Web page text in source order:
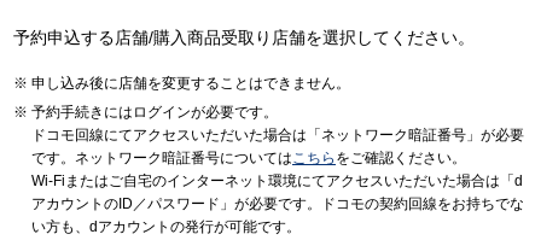
予約申込する店舗/購入商品受取り店舗を選択してください。
申し込み後に店舗を変更することはできません。
予約手続きにはログインが必要です。
ドコモ回線にてアクセスいただいた場合は「ネットワーク暗証番号」が必要
です。ネットワーク暗証番号についてはこちら をご確認ください。
Wi-Fiまたはご自宅のインターネット環境にてアクセスいただいた場合は「d
アカウントのID／パスワード」が必要です。ドコモの契約回線をお持ちでな
い方も、dアカウントの発行が可能です。